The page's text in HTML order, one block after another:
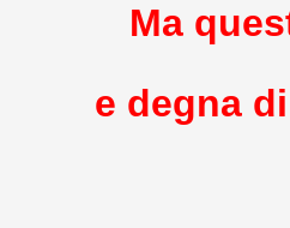
Ma
e degna